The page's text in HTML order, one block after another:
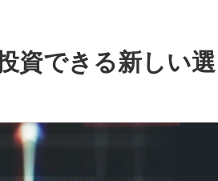
資できる新しい選